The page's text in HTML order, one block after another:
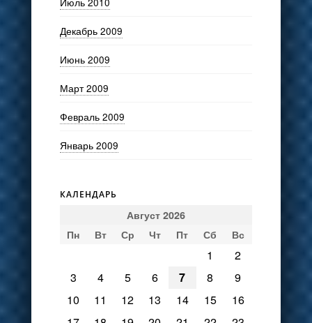
Декабрь 2009
Июнь 2009
Март 2009
Февраль 2009
Январь 2009
КАЛЕНДАРЬ
Август 2026
Пн
Вт Ср Чт Пт Сб Вс
1
2
3
4 5 6 7 8
9
10
11 12 13 14 15
16